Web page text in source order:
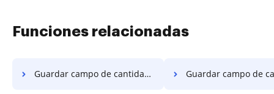
Funciones relacionadas
Guardar campo de cantidad en PDF en Sony Guardar campo de cantidad en PDF